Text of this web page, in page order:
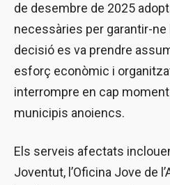
de desembre de 2025
necessàries per garantir-
decisió es va prendre
esforç econòmic i
interrompre en cap
municipis anoiencs.
Els serveis afectats
Joventut, l’Oficina Jove de